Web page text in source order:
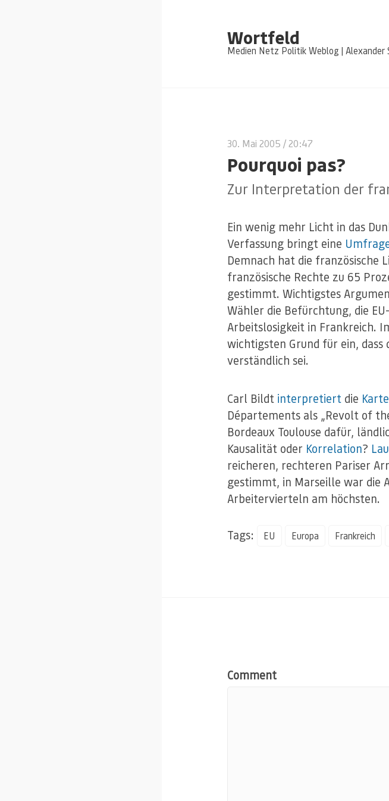
Wortfeld
Medien Netz Politik Weblog | Alexander
30. Mai 2005 / 20:47
Pourquoi pas?
Zur Interpretation der
Ein wenig mehr Licht in das
Verfassung bringt eine
Demnach hat die französische
französische Rechte zu 65
gestimmt. Wichtigstes
Wähler die Befürchtung, die
Arbeitslosigkeit in Frankreich.
wichtigsten Grund für ein,
verständlich sei.
Carl Bildt interpretiert die Karte
Départements als „Revolt of
Bordeaux Toulouse dafür,
Kausalität oder Korrelation?
reicheren, rechteren Pariser
gestimmt, in Marseille war die
Arbeitervierteln am höchsten.
Tags: EU Europa Frankreich
Comment